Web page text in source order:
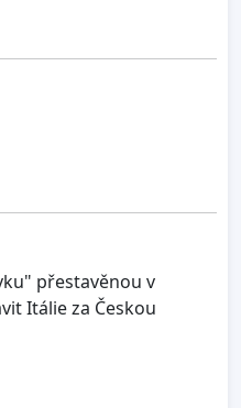
přestavěnou v
Itálie za Českou